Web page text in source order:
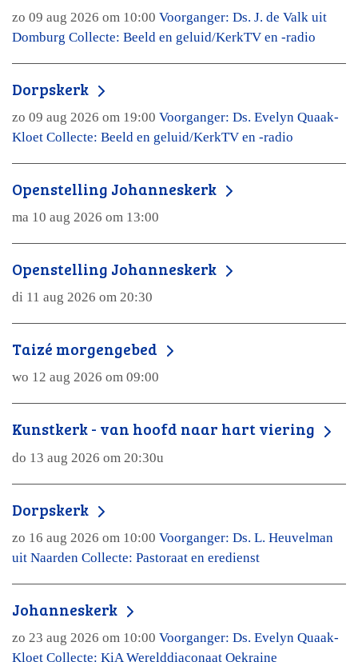
zo 09 aug 2026 om 10:00 Voorganger: Ds. J. de Valk uit
Domburg Collecte: Beeld en geluid/KerkTV en -radio
Dorpskerk
zo 09 aug 2026 om 19:00 Voorganger: Ds. Evelyn Quaak-
Kloet Collecte: Beeld en geluid/KerkTV en -radio
Openstelling Johanneskerk
ma 10 aug 2026 om 13:00
Openstelling Johanneskerk
di 11 aug 2026 om 20:30
Taizé morgengebed
wo 12 aug 2026 om 09:00
Kunstkerk - van hoofd naar hart viering
do 13 aug 2026 om 20:30u
Dorpskerk
zo 16 aug 2026 om 10:00 Voorganger: Ds. L. Heuvelman
uit Naarden Collecte: Pastoraat en eredienst
Johanneskerk
zo 23 aug 2026 om 10:00 Voorganger: Ds. Evelyn Quaak-
Kloet Collecte: KiA Werelddiaconaat Oekraine